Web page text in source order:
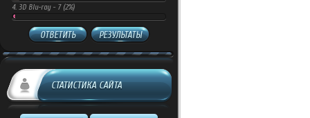
4. 3D Blu-ray - 7 (2%)
ОТВЕТИТЬ РЕЗУЛЬТАТЫ
СТАТИСТИКА САЙТА